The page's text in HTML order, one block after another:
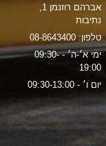
נתיבות
טלפון: 08-8643400
ימי א׳-ה׳ - 09:30-
19:00
יום ו׳ - 09:30-13:00